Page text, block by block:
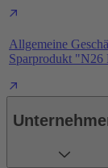
Allgemeine
Sparprodukt "N26